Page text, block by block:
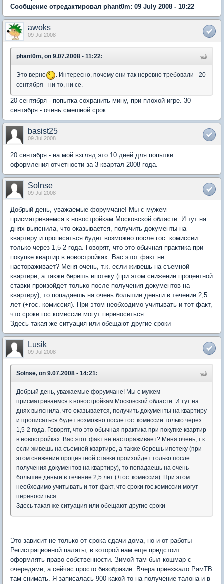
Сообщение отредактировал phant0m: 09 July 2008 - 10:22
awoks
09 Jul 2008
phant0m, on 9.07.2008 - 11:22:
Это верно
. Интересно, почему они так неровно требовали - 20
сентября - ни то, ни се.
20 сентября - попытка сохранить мину, при плохой игре. 30
сентября - очень смешной срок.
basist25
09 Jul 2008
20 сентября - на мой взгляд это 10 дней для попытки
оформления отчетности за 3 квартал 2008 года.
Solnse
09 Jul 2008
Добрый день, уважаемые форумчане! Мы с мужем
присматриваемся к новостройкам Московской области. И тут на
днях выяснила, что оказывается, получить документы на
квартиру и прописаться будет возможно после гос. комиссии
только через 1,5-2 года. Говорят, что это обычная практика при
покупке квартир в новостройках. Вас этот факт не
настораживает? Меня очень, т.к. если живешь на съемной
квартире, а также берешь ипотеку (при этом снижение процентной
ставки произойдет только после получения документов на
квартиру), то попадаешь на очень большие деньги в течение 2,5
лет (+гос. комиссия). При этом необходимо учитывать и тот факт,
что сроки гос.комиссии могут переноситься.
Здесь такая же ситуация или обещают другие сроки
Lusik
09 Jul 2008
Solnse, on 9.07.2008 - 14:21:
Добрый день, уважаемые форумчане! Мы с мужем
присматриваемся к новостройкам Московской области. И тут на
днях выяснила, что оказывается, получить документы на квартиру
и прописаться будет возможно после гос. комиссии только через
1,5-2 года. Говорят, что это обычная практика при покупке квартир
в новостройках. Вас этот факт не настораживает? Меня очень, т.к.
если живешь на съемной квартире, а также берешь ипотеку (при
этом снижение процентной ставки произойдет только после
получения документов на квартиру), то попадаешь на очень
большие деньги в течение 2,5 лет (+гос. комиссия). При этом
необходимо учитывать и тот факт, что сроки гос.комиссии могут
переноситься.
Здесь такая же ситуация или обещают другие сроки
Это зависит не только от срока сдачи дома, но и от работы
Регистрационной палаты, в которой нам еще предстоит
оформлять право собственности. Зимой там был кошмар с
очередями, а сейчас просто безобразие. Вчера приезжало РамТВ
там снимать. Я записалась 900 какой-то на получение талона и в